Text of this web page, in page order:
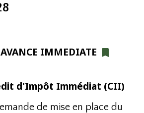
IMMEDIATE
d'Impôt Immédiat (CII)
de mise en place du